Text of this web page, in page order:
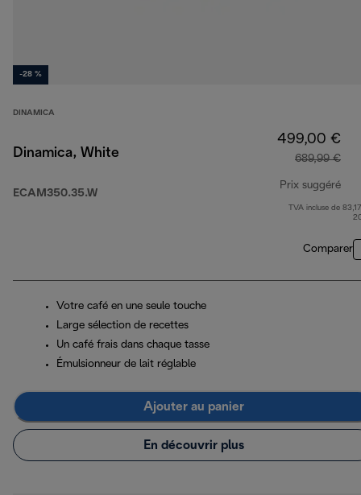
-28 %
DINAMICA
Dinamica, White
ECAM350.35.W
499,00 €
689,99 €
Prix suggéré
TVA incluse de
Comparer
Votre café en une seule touche
Large sélection de recettes
Un café frais dans chaque tasse
Émulsionneur de lait réglable
Ajouter au panier
En découvrir plus